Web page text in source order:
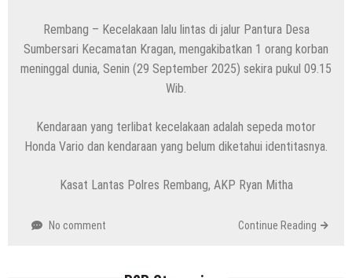
Rembang – Kecelakaan lalu lintas di jalur Pantura Desa
Sumbersari Kecamatan Kragan, mengakibatkan 1 orang korban
meninggal dunia, Senin (29 September 2025) sekira pukul 09.15
Wib.
Kendaraan yang terlibat kecelakaan adalah sepeda motor
Honda Vario dan kendaraan yang belum diketahui identitasnya.
Kasat Lantas Polres Rembang, AKP Ryan Mitha
No comment Continue Reading